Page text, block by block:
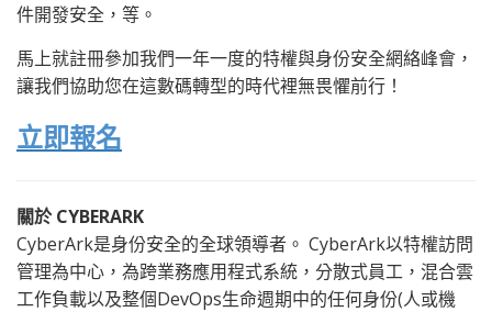
件開發安全，等。
馬上就註冊參加我們一年一度的特權與身份安全網絡峰會，
讓我們協助您在這數碼轉型的時代裡無畏懼前行！
立即報名
關於 CYBERARK
CyberArk是身份安全的全球領導者。 CyberArk以特權訪問
管理為中心，為跨業務應用程式系統， 分散式員工， 混合雲
工作負載以及整個DevOps生命週期中的任何身份(人或機